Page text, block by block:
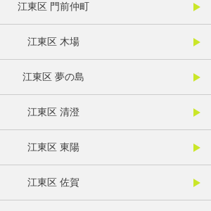
江東区 門前仲町
江東区 木場
江東区 夢の島
江東区 清澄
江東区 東陽
江東区 佐賀